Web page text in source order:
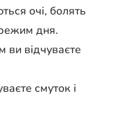
очі, болять
дня.
ви відчуваєте
смуток і